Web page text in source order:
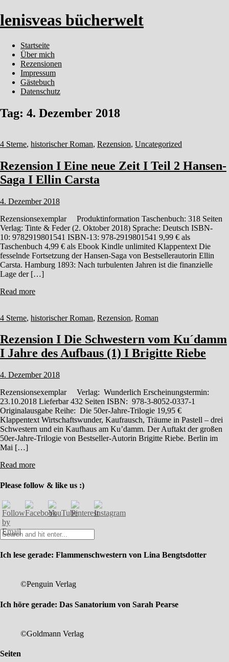
lenisveas bücherwelt
Startseite
Über mich
Rezensionen
Impressum
Gästebuch
Datenschutz
Tag: 4. Dezember 2018
4 Sterne, historischer Roman, Rezension, Uncategorized
Rezension Ι Eine neue Zeit Ι Teil 2 Hansen-
Saga Ι Ellin Carsta
4. Dezember 2018
Rezensionsexemplar Produktinformation Taschenbuch: 318 Seiten
Verlag: Tinte & Feder (2. Oktober 2018) Sprache: Deutsch ISBN-
10: 9782919801541 ISBN-13: 978-2919801541 9,99 € als
Taschenbuch 4,99 € als Ebook Kindle unlimited Klappentext Die
fesselnde Fortsetzung der Hansen-Saga von Bestsellerautorin Ellin
Carsta. Hamburg 1893: Nach turbulenten Jahren ist die finanzielle
Lage der […]
Read more
4 Sterne, historischer Roman, Rezension, Roman
Rezension Ι Die Schwestern vom Ku´damm
Ι Jahre des Aufbaus (1) Ι Brigitte Riebe
4. Dezember 2018
Rezensionsexemplar Verlag: Wunderlich Erscheinungstermin:
23.10.2018 Lieferbar 432 Seiten ISBN: 978-3-8052-0337-1
Originalausgabe Reihe: Die 50er-Jahre-Trilogie 19,95 €
Klappentext Wirtschaftswunder, Kaufrausch, Träume in Pastell – drei
Schwestern und ein Kaufhaus am Ku’damm. Der Auftakt der großen
50er-Jahre-Trilogie von Bestseller-Autorin Brigitte Riebe. Berlin im
Mai […]
Read more
Please follow & like us :)
Ich lese gerade: Flammenschwestern von Lina Bengtsdotter
©Penguin Verlag
Ich höre gerade: Das Sanatorium von Sarah Pearse
©Goldmann Verlag
Seiten